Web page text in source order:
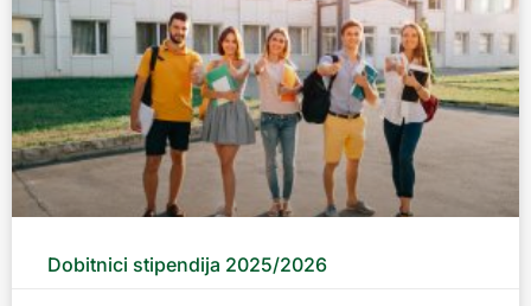
Dobitnici stipendija 2025/2026